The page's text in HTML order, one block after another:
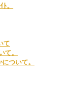
。
て
。
ついて。